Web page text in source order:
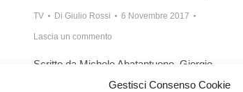
Gestisci Consenso Cookie
TV Di Giulio Rossi 6 Novembre 2017
Lascia un commento
Scritto da Michele Abatantuono, Giorgio
Glaviano, Carla Giuliano, Luca Biglione, Giorgia